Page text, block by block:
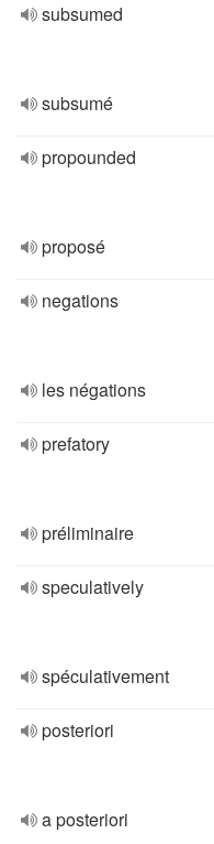
subsumed
subsumé
propounded
proposé
negations
les négations
prefatory
préliminaire
speculatively
spéculativement
posteriori
a posteriori